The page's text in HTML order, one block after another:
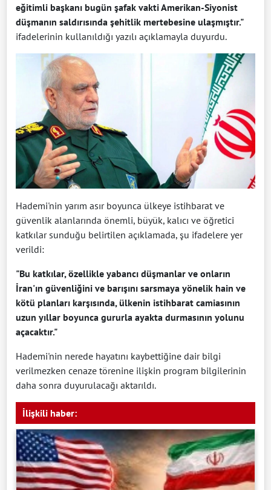
eğitimli başkanı bugün şafak vakti Amerikan-Siyonist
düşmanın saldırısında şehitlik mertebesine ulaşmıştır."
ifadelerinin kullanıldığı yazılı açıklamayla duyurdu.
Hademi'nin yarım asır boyunca ülkeye istihbarat ve
güvenlik alanlarında önemli, büyük, kalıcı ve öğretici
katkılar sunduğu belirtilen açıklamada, şu ifadelere yer
verildi:
"Bu katkılar, özellikle yabancı düşmanlar ve onların
İran'ın güvenliğini ve barışını sarsmaya yönelik hain ve
kötü planları karşısında, ülkenin istihbarat camiasının
uzun yıllar boyunca gururla ayakta durmasının yolunu
açacaktır."
Hademi'nin nerede hayatını kaybettiğine dair bilgi
verilmezken cenaze törenine ilişkin program bilgilerinin
daha sonra duyurulacağı aktarıldı.
İlişkili haber: